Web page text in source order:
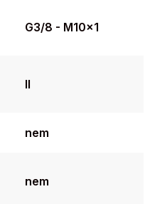
G3/8 - M10x1
II
nem
nem